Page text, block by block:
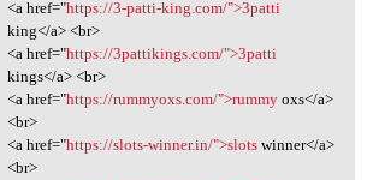
<a href="https://3-patti-king.com/">3patti
king</a> <br>
<a href="https://3pattikings.com/">3patti
kings</a> <br>
<a href="https://rummyoxs.com/">rummyoxs</a>
<br>
<a href="https://slots-winner.in/">slotswinner</a>
<br>